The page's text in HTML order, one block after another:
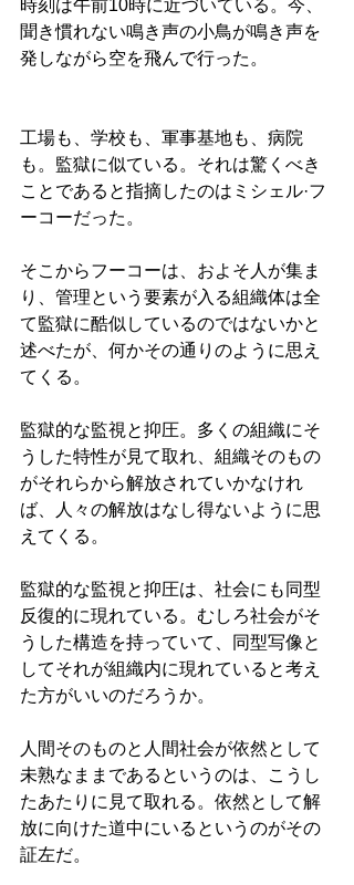
時刻は午前10時に近づいている。今、
聞き慣れない鳴き声の小鳥が鳴き声を
発しながら空を飛んで行った。
工場も、学校も、軍事基地も、病院
も。監獄に似ている。それは驚くべき
ことであると指摘したのはミシェル·フ
ーコーだった。
そこからフーコーは、およそ人が集ま
り、管理という要素が入る組織体は全
て監獄に酷似しているのではないかと
述べたが、何かその通りのように思え
てくる。
監獄的な監視と抑圧。多くの組織にそ
うした特性が見て取れ、組織そのもの
がそれらから解放されていかなけれ
ば、人々の解放はなし得ないように思
えてくる。
監獄的な監視と抑圧は、社会にも同型
反復的に現れている。むしろ社会がそ
うした構造を持っていて、同型写像と
してそれが組織内に現れていると考え
た方がいいのだろうか。
人間そのものと人間社会が依然として
未熟なままであるというのは、こうし
たあたりに見て取れる。依然として解
放に向けた道中にいるというのがその
証左だ。